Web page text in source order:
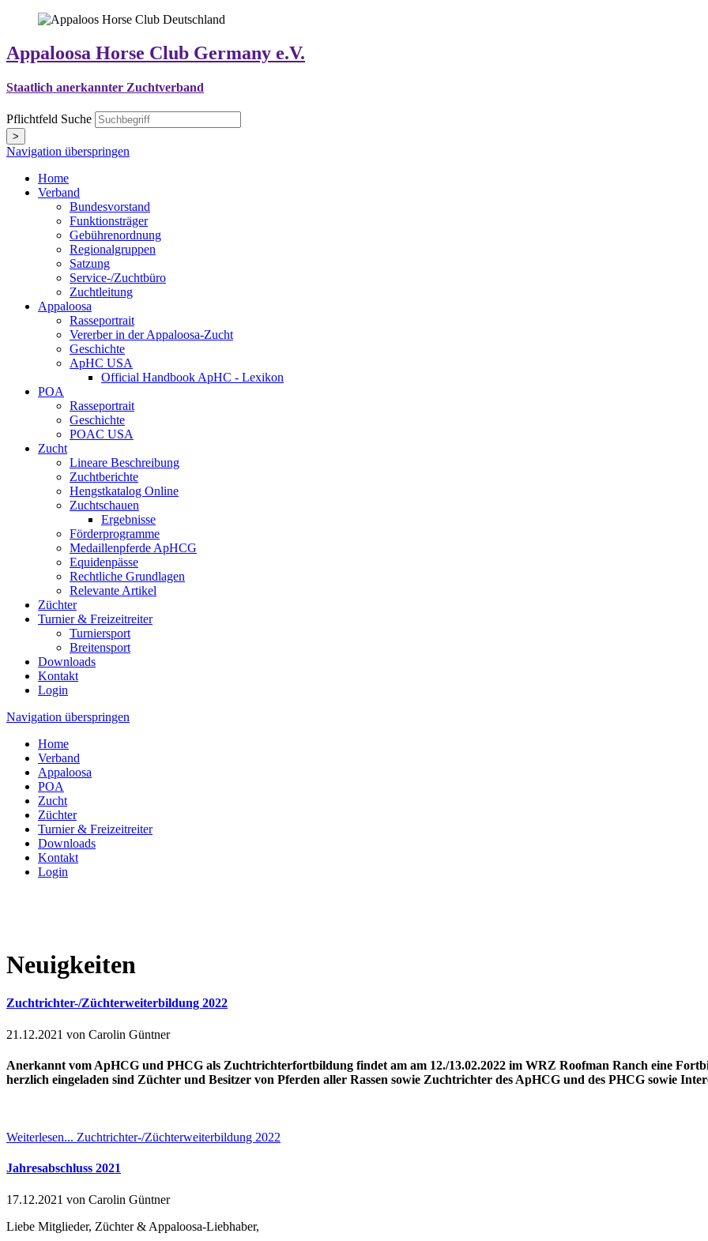
Appaloosa Horse Club Germany e.V.
Staatlich anerkannter Zuchtverband
Pflichtfeld Suche
>
Navigation überspringen
Home
Verband
Bundesvorstand
Funktionsträger
Gebührenordnung
Regionalgruppen
Satzung
Service-/Zuchtbüro
Zuchtleitung
Appaloosa
Rasseportrait
Vererber in der Appaloosa-Zucht
Geschichte
ApHC USA
Official Handbook ApHC - Lexikon
POA
Rasseportrait
Geschichte
POAC USA
Zucht
Lineare Beschreibung
Zuchtberichte
Hengstkatalog Online
Zuchtschauen
Ergebnisse
Förderprogramme
Medaillenpferde ApHCG
Equidenpässe
Rechtliche Grundlagen
Relevante Artikel
Züchter
Turnier & Freizeitreiter
Turniersport
Breitensport
Downloads
Kontakt
Login
Navigation überspringen
Home
Verband
Appaloosa
POA
Zucht
Züchter
Turnier & Freizeitreiter
Downloads
Kontakt
Login
Neuigkeiten
Zuchtrichter-/Züchterweiterbildung 2022
21.12.2021 von Carolin Güntner
Anerkannt vom ApHCG und PHCG als Zuchtrichterfortbildung findet am am 12./13.02.2022 im WRZ Roofman Ranch eine
herzlich eingeladen sind Züchter und Besitzer von Pferden aller Rassen sowie Zuchtrichter des ApHCG und des PHCG sowie
Weiterlesen... Zuchtrichter-/Züchterweiterbildung 2022
Jahresabschluss 2021
17.12.2021 von Carolin Güntner
Liebe Mitglieder, Züchter & Appaloosa-Liebhaber,